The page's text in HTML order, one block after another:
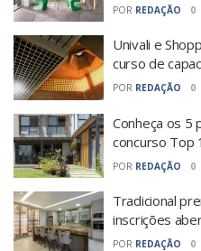
POR REDAÇÃO 0
Univali e
curso de
POR REDAÇÃO 0
Conheça os 5
concurso Top
POR REDAÇÃO 0
Tradicional
inscrições
POR REDAÇÃO 0